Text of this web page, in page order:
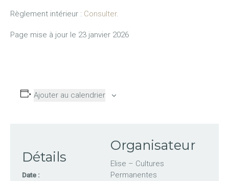
Règlement intérieur : Consulter.
Page mise à jour le 23 janvier 2026
Ajouter au calendrier
Détails
Date :
Organisateur
Elise – Cultures
Permanentes